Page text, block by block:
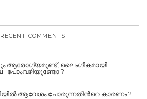
RECENT COMMENTS
ആരോഗ്യമുണ്ട്, ലൈംഗീകമായി
; പോംവഴിയുണ്ടോ ?
ആവേശം ചോരുന്നതിന്‍റെ കാരണം ?